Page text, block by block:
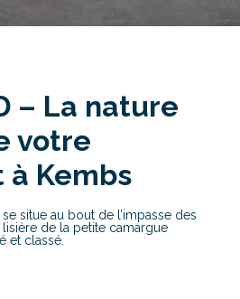
– La nature
votre
Kembs
se situe au bout de l’impasse des
de la petite camargue
et classé.